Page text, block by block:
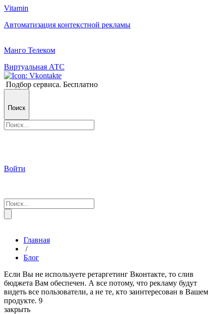
Vitamin
Автоматизация контекстной рекламы
Манго Телеком
Виртуальная АТС
Подбор сервиса. Бесплатно
Поиск
Войти
Главная
/
Блог
Если Вы не используете ретаргетинг Вконтакте, то слив
бюджета Вам обеспечен. А все потому, что рекламу будут
видеть все пользователи, а не те, кто заинтересован в Вашем
продукте. 9
закрыть